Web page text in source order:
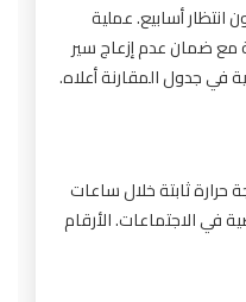
انتظار أسابيع. عملية
ضمان عدم إزعاج سير
في جدول المقارنة أعلاه.
ثابتة خلال ساعات
الاجتماعات. الأرقام